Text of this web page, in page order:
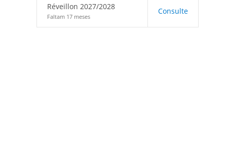
Réveillon 2027/2028
Faltam 17 meses
Consulte